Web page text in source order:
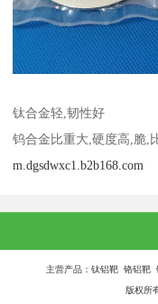
钛合金轻,韧性好
钨合金比重大,硬度高,脆,
m.dgsdwxc1.b2b168.com
主营产品：钛铝靶 铬铝靶
版权所